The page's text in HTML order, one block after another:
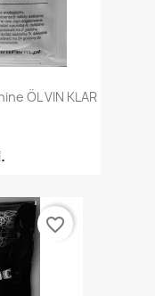
ÖL VIN KLAR
favorite_border